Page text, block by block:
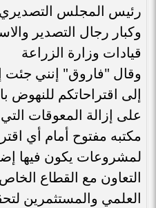
رئيس المجلس التصديري
وكبار رجال التصدير
قيادات وزارة الزراعة
وقال "فاروق" إنني جئت
إلى اقتراحاتكم للنهوض
على إزالة المعوقات
مكتبه مفتوح أمام أي
لمشروعات يكون فيها
التعاون مع القطاع
العلمي والمستثمرين